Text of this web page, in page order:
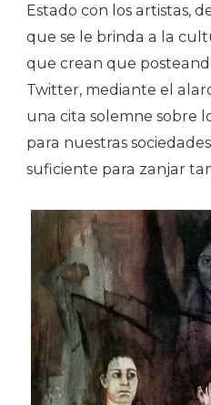
Estado con los artistas,
que se le brinda a la
que crean que
Twitter, mediante el
una cita solemne sobre
para nuestras
suficiente para zanjar